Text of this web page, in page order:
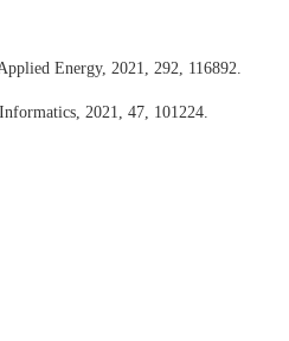
Energy, 2021, 292, 116892.
2021, 47, 101224.